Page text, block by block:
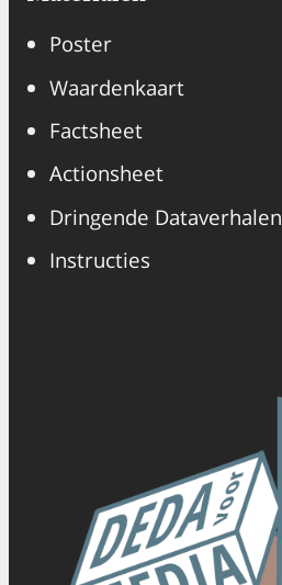
Poster
Waardenkaart
Factsheet
Actionsheet
Dringende Dataverhalen
Instructies